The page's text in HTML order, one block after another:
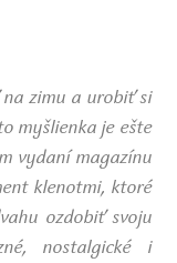
zimu a urobiť si
myšlienka je ešte
vydaní magazínu
klenotmi, ktoré
ozdobiť svoju
nostalgické i